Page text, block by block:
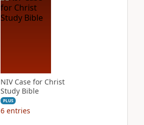
NIV Case for Christ
Study Bible
PLUS
6 entries